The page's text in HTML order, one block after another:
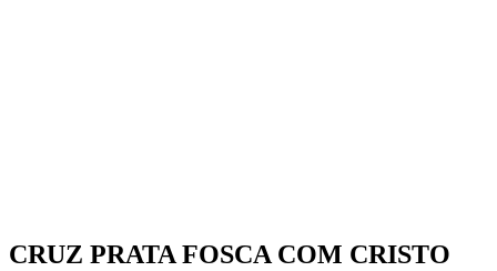
CRUZ PRATA FOSCA COM CRISTO